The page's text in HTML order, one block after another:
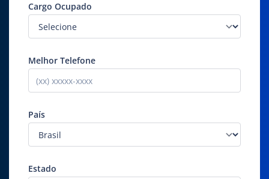
Cargo Ocupado
Melhor Telefone
País
Estado